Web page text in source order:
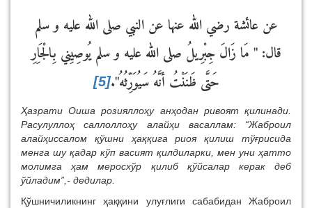
عن عائشة رضي الله عنها عن النبي صلى الله عليه و سلم
قال: " مَا زَالَ جِبْرِيلُ صلى الله عليه و سلم يُوصِيِني بِالْجَاِرِ
حَتَّى ظَنَنْتُ أنَّهُ سَيُوَرِّثُهُ".[5]
Ҳазрати Оиша розияллоҳу анҳодан ривоят қилинади.
Расулуллоҳ саллоллоҳу алайҳи васаллам: “Жаброил
алайҳиссалом қўшни ҳаққига риоя қилиш тўғрисида
менга шу қадар кўп васият қилдиларки, мен уни ҳатто
молимга ҳам меросхўр қилиб қўйсалар керак деб
ўйладим”,- дедилар.
Қўшничиликнинг ҳаққини улуғлиги сабабидан Жаброил